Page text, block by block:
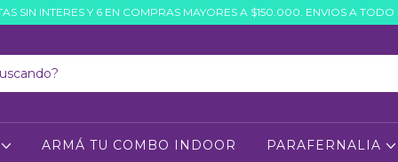
SIN INTERES Y 6 EN COMPRAS MAYORES A $150.000. ENVIOS A TODO
ARMÁ TU COMBO INDOOR PARAFERNALIA